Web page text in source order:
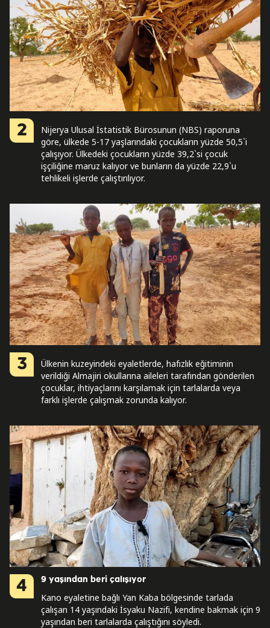
2
Nijerya Ulusal İstatistik Bürosunun (NBS) raporuna
göre, ülkede 5-17 yaşlarındaki çocukların yüzde 50,5`i
çalışıyor. Ülkedeki çocukların yüzde 39,2`si çocuk
işçiliğine maruz kalıyor ve bunların da yüzde 22,9`u
tehlikeli işlerde çalıştırılıyor.
3
Ülkenin kuzeyindeki eyaletlerde, hafızlık eğitiminin
verildiği Almajiri okullarına aileleri tarafından gönderilen
çocuklar, ihtiyaçlarını karşılamak için tarlalarda veya
farklı işlerde çalışmak zorunda kalıyor.
4 9 yaşından beri çalışıyor
Kano eyaletine bağlı Yan Kaba bölgesinde tarlada
çalışan 14 yaşındaki İsyaku Nazifi, kendine bakmak için 9
yaşından beri tarlalarda çalıştığını söyledi.